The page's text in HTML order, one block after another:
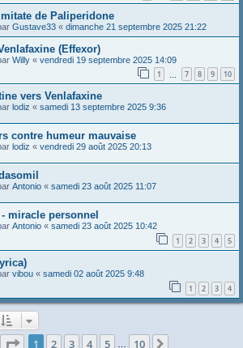
de Paliperidone
Gustave33 « dimanche 21 septembre 2025 21:22
(Effexor)
Willy « vendredi 19 septembre 2025 14:09
1 7 8 9 10
vers Venlafaxine
lodiz « samedi 13 septembre 2025 9:36
contre humeur mauvaise
lodiz « vendredi 29 août 2025 20:13
Antonio « samedi 23 août 2025 11:07
miracle personnel
Antonio « samedi 23 août 2025 10:42
1 2 3 4 5
vibou « samedi 02 août 2025 9:48
1 2 3 4
Page 1sur10
1 2 3 4 5 10